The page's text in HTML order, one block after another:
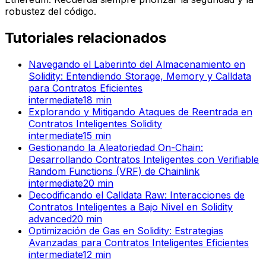
robustez del código.
Tutoriales relacionados
Navegando el Laberinto del Almacenamiento en
Solidity: Entendiendo Storage, Memory y Calldata
para Contratos Eficientes
intermediate18 min
Explorando y Mitigando Ataques de Reentrada en
Contratos Inteligentes Solidity
intermediate15 min
Gestionando la Aleatoriedad On-Chain:
Desarrollando Contratos Inteligentes con Verifiable
Random Functions (VRF) de Chainlink
intermediate20 min
Decodificando el Calldata Raw: Interacciones de
Contratos Inteligentes a Bajo Nivel en Solidity
advanced20 min
Optimización de Gas en Solidity: Estrategias
Avanzadas para Contratos Inteligentes Eficientes
intermediate12 min